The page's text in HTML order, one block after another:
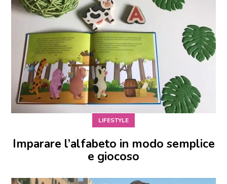
LIFESTYLE
Imparare l’alfabeto in modo semplice
e giocoso